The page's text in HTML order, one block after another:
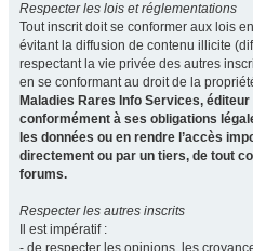
Respecter les lois et réglementations
Tout inscrit doit se conformer aux lois
évitant la diffusion de contenu illicite
respectant la vie privée des autres
en se conformant au droit de la
Maladies Rares Info Services,
conformément à ses obligations
les données ou en rendre l’accès
directement ou par un tiers, de tout
forums.
Respecter les autres inscrits
Il est impératif :
- de respecter les opinions, les